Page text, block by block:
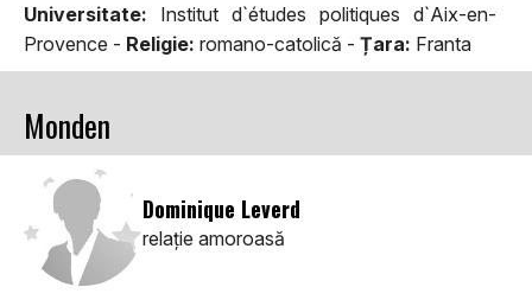
Universitate: Institut d`études politiques d`Aix-en-
Provence - Religie: romano-catolică - Țara: Franta
Monden
Dominique Leverd
relaţie amoroasă